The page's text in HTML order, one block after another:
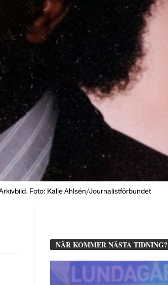
Foto: Kalle Ahlsén/Journalistförbundet
NÄR KOMMER NÄSTA TIDNING?